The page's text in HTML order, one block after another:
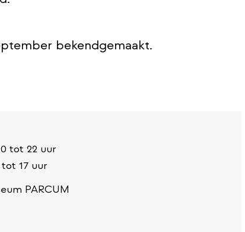
bekendgemaakt.
tot 22 uur
17 uur
PARCUM